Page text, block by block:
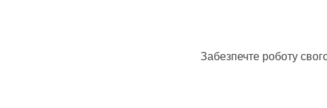
Забезпечте роботу